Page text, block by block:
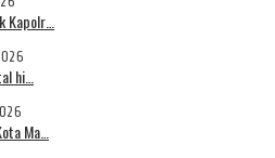
Kapolr…
hi…
Ma…